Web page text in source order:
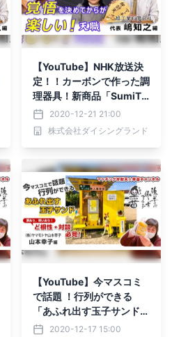
【YouTube】NHK放送決
定！！カーボンで作った調
理器具！新商品「SumiTo
ater」開発者と対談
2020-12-21 21:00
株式会社ダイシングランド
【YouTube】今マスコミ
で話題 ！行列ができる
「あふれ出す玉子サンド」
ど根性対談～マッチング弁
2020-12-17 15:00